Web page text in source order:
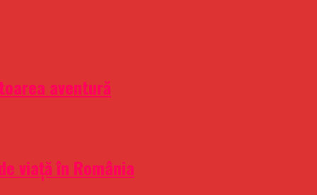
aventură
viață în România